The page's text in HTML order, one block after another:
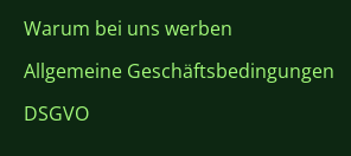
Warum bei uns werben
Allgemeine Geschäftsbedingungen
DSGVO